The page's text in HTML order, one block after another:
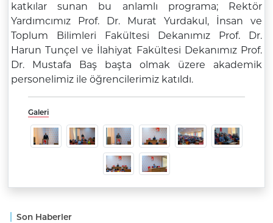
Son Haberler
katkılar sunan bu anlamlı programa; Rektör
Yardımcımız Prof. Dr. Murat Yurdakul, İnsan ve
Toplum Bilimleri Fakültesi Dekanımız Prof. Dr.
Harun Tunçel ve İlahiyat Fakültesi Dekanımız Prof.
Dr. Mustafa Baş başta olmak üzere akademik
personelimiz ile öğrencilerimiz katıldı.
Galeri